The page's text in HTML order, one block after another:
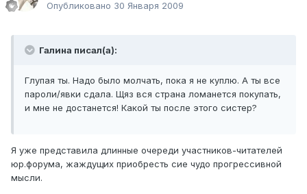
Опубликовано 30 Января 2009
Галина писал(а):
Глупая ты. Надо было молчать, пока я не куплю. А ты все
пароли/явки сдала. Щяз вся страна ломанется покупать,
и мне не достанется! Какой ты после этого систер?
Я уже представила длинные очереди участников-читателей
юр.форума, жаждущих приобресть сие чудо прогрессивной
мысли.